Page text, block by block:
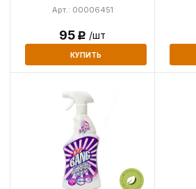
Арт.: 00006451
95Р /шт
КУПИТЬ